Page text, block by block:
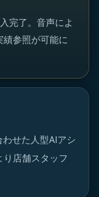
完了。音声によ
績参照が可能に
せた人型AIアシ
店舗スタッフ